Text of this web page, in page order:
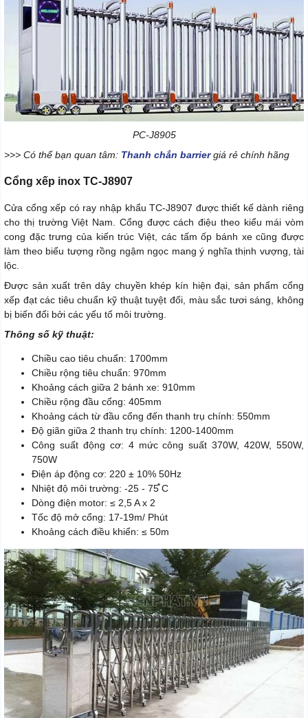
PC-J8905
>>> Có thể bạn quan tâm: Thanh chắn barriergiá rẻ chính hãng
Cổng xếp inox TC-J8907
Cửa cổng xếp có ray nhập khẩu TC-J8907 được thiết kế dành riêng
cho thị trường Việt Nam. Cổng được cách điệu theo kiểu mái vòm
cong đặc trưng của kiến trúc Việt, các tấm ốp bánh xe cũng được
làm theo biểu tượng rồng ngậm ngọc mang ý nghĩa thịnh vượng, tài
lộc.
Được sản xuất trên dây chuyền khép kín hiện đại, sản phẩm cổng
xếp đạt các tiêu chuẩn kỹ thuật tuyệt đối, màu sắc tươi sáng, không
bị biến đổi bởi các yếu tố môi trường.
Thông số kỹ thuật:
Chiều cao tiêu chuẩn: 1700mm
Chiều rộng tiêu chuẩn: 970mm
Khoảng cách giữa 2 bánh xe: 910mm
Chiều rộng đầu cổng: 405mm
Khoảng cách từ đầu cổng đến thanh trụ chính: 550mm
Độ giãn giữa 2 thanh trụ chính: 1200-1400mm
Công suất động cơ: 4 mức công suất 370W, 420W, 550W,
750W
Điện áp động cơ: 220 ± 10% 50Hz
Nhiệt độ môi trường: -25 - 75̊̊ C
Dòng điện motor: ≤ 2,5 A x 2
Tốc độ mở cổng: 17-19m/ Phút
Khoảng cách điều khiển: ≤ 50m